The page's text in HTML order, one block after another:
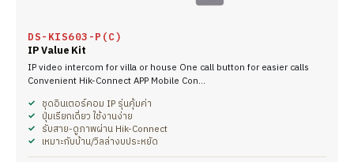
DS-KIS603-P(C)
IP Value Kit
IP video intercom for villa or house One call button for easier calls
Convenient Hik-Connect APP Mobile Con…
ชุดอินเตอร์คอม IP รุ่นคุ้มค่า
ปุ่มเรียกเดี่ยว ใช้งานง่าย
รับสาย-ดูภาพผ่าน Hik-Connect
เหมาะกับบ้าน/วิลล่างบประหยัด